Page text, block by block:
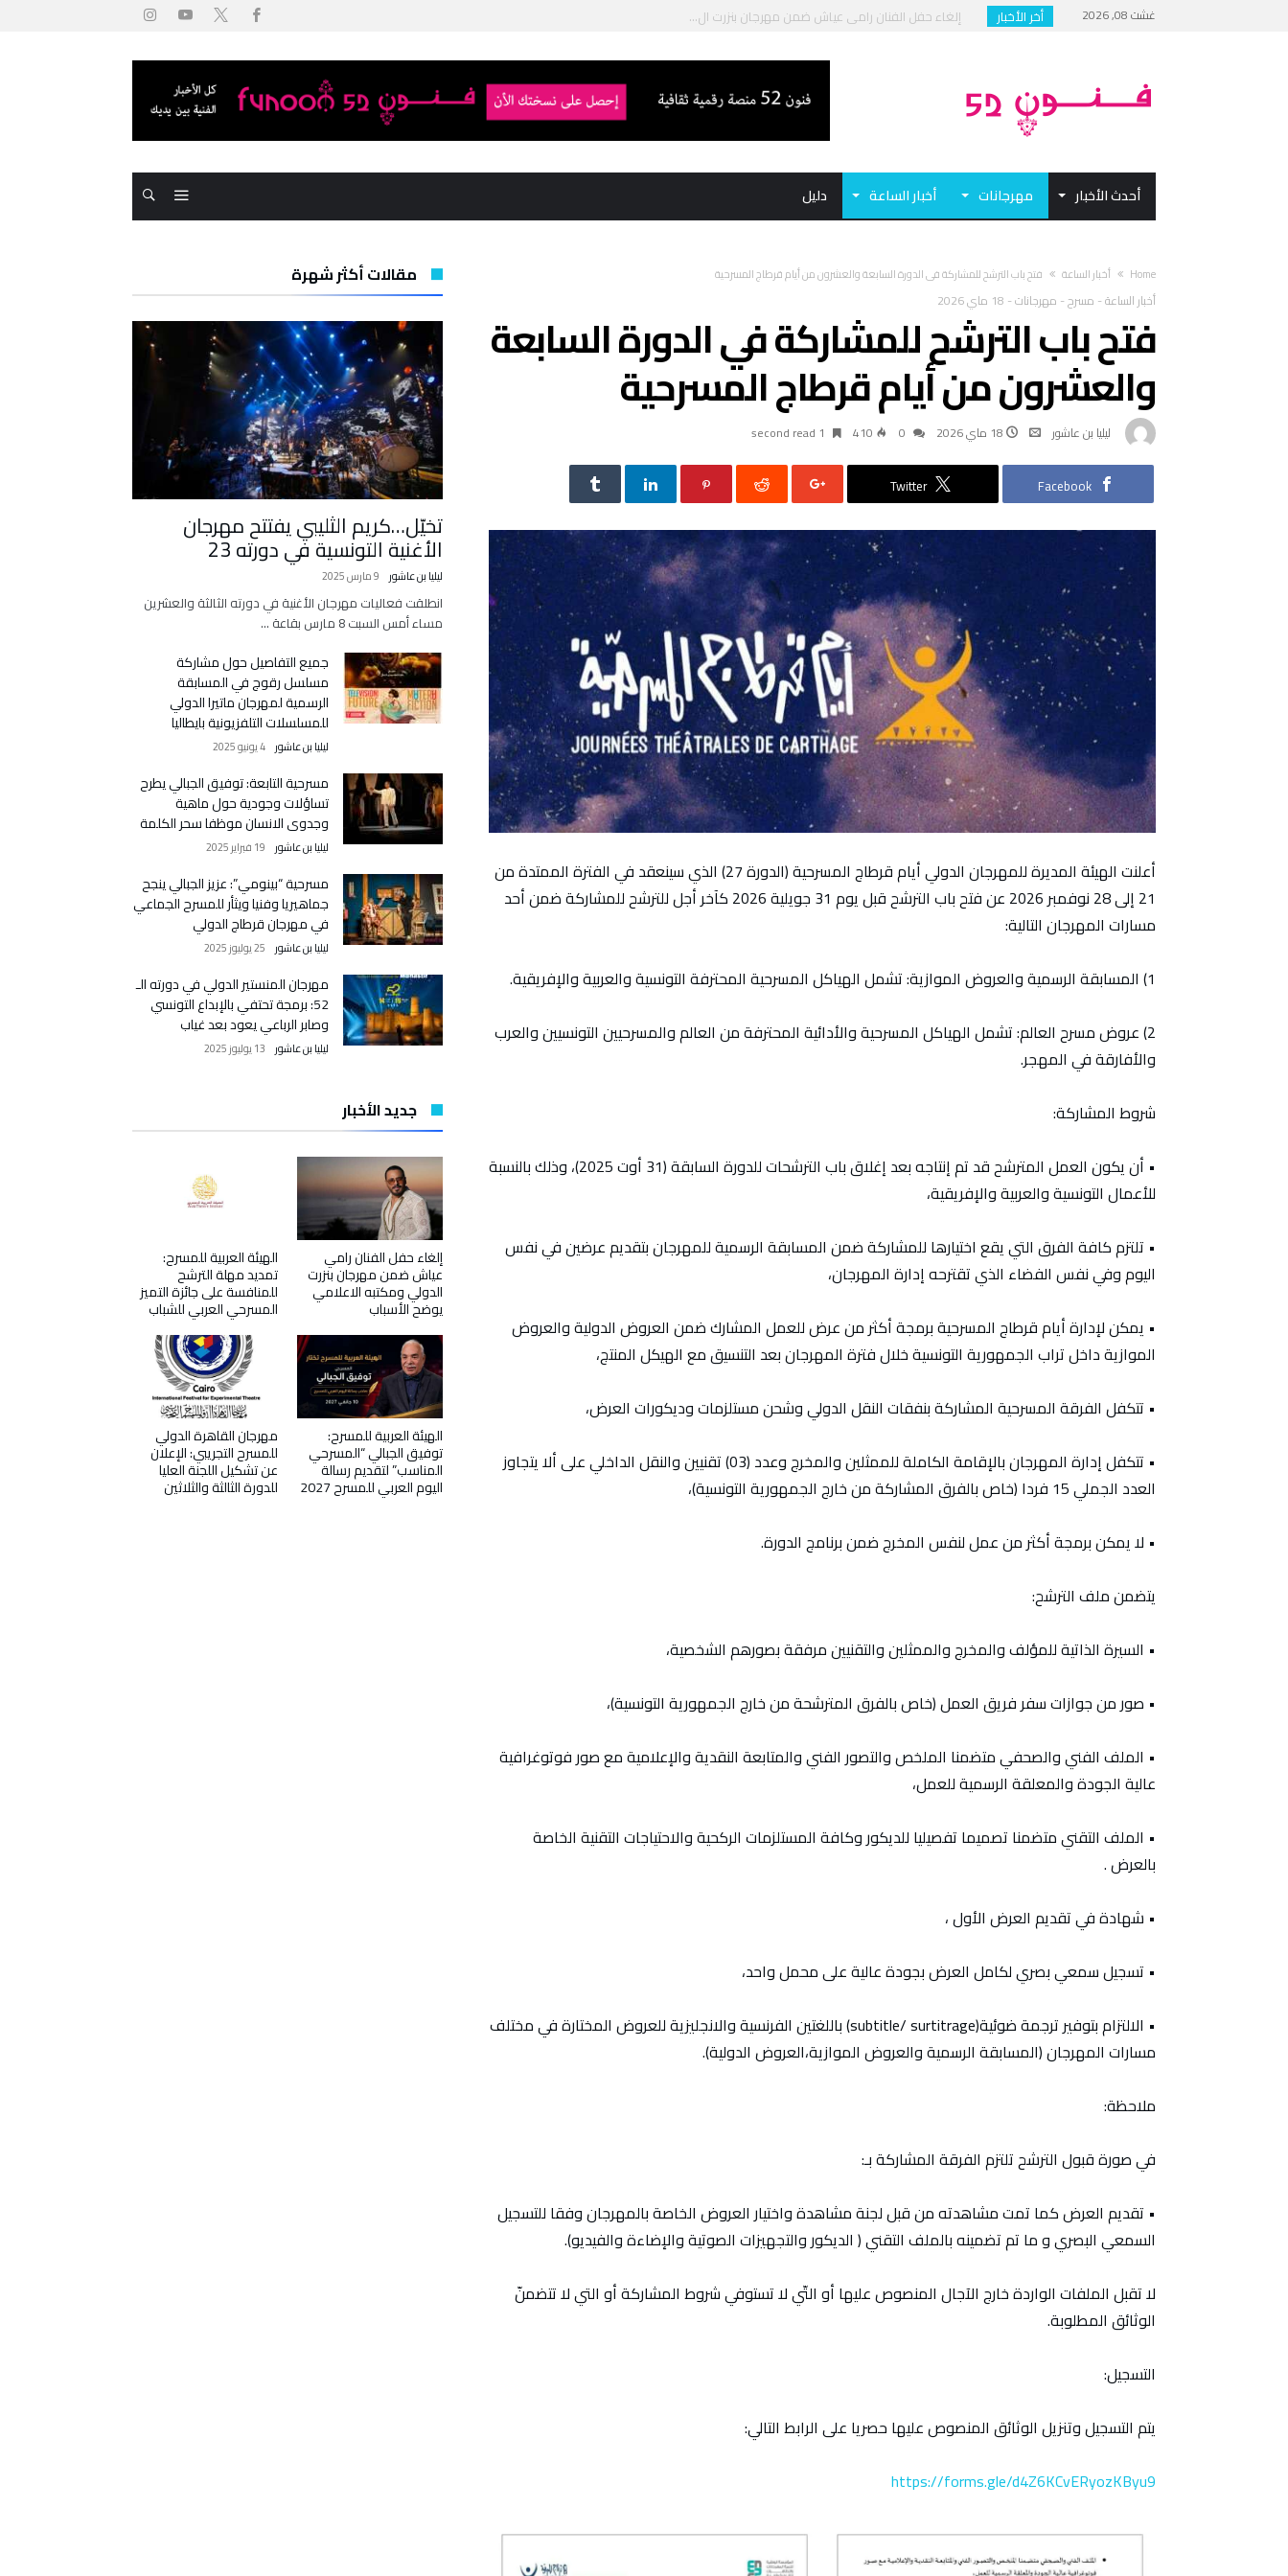
غشت 08, 2026 أخر الأخبار
إلغاء حفل الفنان رامي عياش ضمن مهرجان بنزرت ال...
فيلم “بكمة” لعبد الحميد بوشناق في ...
أحدث الأخبار مهرجانات أخبار الساعة دليل
Home أخبار الساعة فتح باب الترشح للمشاركة في الدورة السابعة والعشرون من أيام قرطاج المسرحية
أخبار الساعة- مسرح- مهرجانات- 18 ماي 2026
فتح باب الترشح للمشاركة في الدورة السابعة
والعشرون من أيام قرطاج المسرحية
ليليا بن عاشور 18 ماي 2026 410
1 second read
Facebook
Twitter
أعلنت الهيئة المديرة للمهرجان الدولي أيام قرطاج المسرحية (الدورة 27) الذي سينعقد في الفترة الممتدة من
21 إلى 28 نوفمبر 2026 عن فتح باب الترشح قبل يوم 31 جويلية 2026 كآخر أجل للترشح للمشاركة ضمن أحد
مسارات المهرجان التالية:
1) المسابقة الرسمية والعروض الموازية: تشمل الهياكل المسرحية المحترفة التونسية والعربية والإفريقية.
2) عروض مسرح العالم: تشمل الهياكل المسرحية والأدائية المحترفة من العالم والمسرحيين التونسيين والعرب
والأفارقة في المهجر.
شروط المشاركة:
• أن يكون العمل المترشح قد تم إنتاجه بعد إغلاق باب الترشحات للدورة السابقة (31 أوت 2025)، وذلك بالنسبة
للأعمال التونسية والعربية والإفريقية،
• تلتزم كافة الفرق التي يقع اختيارها للمشاركة ضمن المسابقة الرسمية للمهرجان بتقديم عرضين في نفس
اليوم وفي نفس الفضاء الذي تقترحه إدارة المهرجان،
• يمكن لإدارة أيام قرطاج المسرحية برمجة أكثر من عرض للعمل المشارك ضمن العروض الدولية والعروض
الموازية داخل تراب الجمهورية التونسية خلال فترة المهرجان بعد التنسيق مع الهيكل المنتج،
• تتكفل الفرقة المسرحية المشاركة بنفقات النقل الدولي وشحن مستلزمات وديكورات العرض،
• تتكفل إدارة المهرجان بالإقامة الكاملة للممثلين والمخرج وعدد (03) تقنيين والنقل الداخلي على ألا يتجاوز
العدد الجملي 15 فردا (خاص بالفرق المشاركة من خارج الجمهورية التونسية)،
• لا يمكن برمجة أكثر من عمل لنفس المخرج ضمن برنامج الدورة.
يتضمن ملف الترشح:
• السيرة الذاتية للمؤلف والمخرج والممثلين والتقنيين مرفقة بصورهم الشخصية،
• صور من جوازات سفر فريق العمل (خاص بالفرق المترشحة من خارج الجمهورية التونسية)،
• الملف الفني والصحفي متضمنا الملخص والتصور الفني والمتابعة النقدية والإعلامية مع صور فوتوغرافية
عالية الجودة والمعلقة الرسمية للعمل،
• الملف التقني متضمنا تصميما تفصيليا للديكور وكافة المستلزمات الركحية والاحتياجات التقنية الخاصة
بالعرض .
• شهادة في تقديم العرض الأول ،
• تسجيل سمعي بصري لكامل العرض بجودة عالية على محمل واحد،
• الالتزام بتوفير ترجمة ضوئية(subtitle/ surtitrage) باللغتين الفرنسية والانجليزية للعروض المختارة في مختلف
مسارات المهرجان (المسابقة الرسمية والعروض الموازية،العروض الدولية).
ملاحظة:
في صورة قبول الترشح تلتزم الفرقة المشاركة بـ:
• تقديم العرض كما تمت مشاهدته من قبل لجنة مشاهدة واختيار العروض الخاصة بالمهرجان وفقا للتسجيل
السمعي البصري و ما تم تضمينه بالملف التقني ( الديكور والتجهيزات الصوتية والإضاءة والفيديو).
لا تقبل الملفات الواردة خارج الآجال المنصوص عليها أو التّي لا تستوفي شروط المشاركة أو التي لا تتضمنّ
الوثائق المطلوبة.
التسجيل:
يتم التسجيل وتنزيل الوثائق المنصوص عليها حصريا على الرابط التالي:
https://forms.gle/d4Z6KCvERyozKByu9
مقالات أكثر شهرة
تخيّل…كريم الثليبي يفتتح مهرجان
الأغنية التونسية في دورته 23
ليليا بن عاشور 9 مارس 2025
انطلقت فعاليات مهرجان الأغنية في دورته الثالثة والعشرين
مساء أمس السبت 8 مارس بقاعة …
جميع التفاصيل حول مشاركة
مسلسل رقوج في المسابقة
الرسمية لمهرجان ماتيرا الدولي
للمسلسلات التلفزيونية بايطاليا
ليليا بن عاشور 4 يونيو 2025
مسرحية التابعة: توفيق الجبالي يطرح
تساؤلات وجودية حول ماهية
وجدوى الانسان موظفا سحر الكلمة
ليليا بن عاشور 19 فبراير 2025
مسرحية “بينومي”: عزيز الجبالي ينجح
جماهيريا وفنيا ويثأر للمسرح الجماعي
في مهرجان قرطاج الدولي
ليليا بن عاشور 25 يوليوز 2025
مهرجان المنستير الدولي في دورته الـ
52: برمجة تحتفي بالإبداع التونسي
وصابر الرباعي يعود بعد غياب
ليليا بن عاشور 13 يوليوز 2025
جديد الأخبار
الهيئة العربية للمسرح:
تمديد مهلة الترشح
للمنافسة على جائزة التميز
المسرحي العربي للشباب
إلغاء حفل الفنان رامي
عياش ضمن مهرجان بنزرت
الدولي ومكتبه الاعلامي
يوضح الأسباب
مهرجان القاهرة الدولي
للمسرح التجريبي: الإعلان
عن تشكيل اللجنة العليا
للدورة الثالثة والثلاثين
الهيئة العربية للمسرح:
توفيق الجبالي “المسرحي
المناسب” لتقديم رسالة
اليوم العربي للمسرح 2027